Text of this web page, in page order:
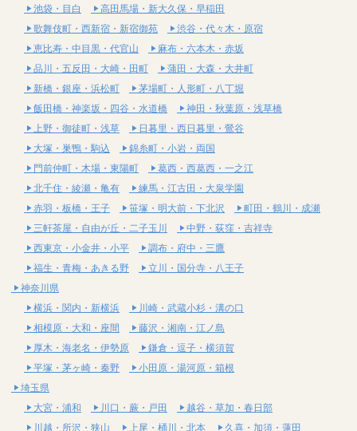
池袋・目白
高田馬場・新大久保・早稲田
歌舞伎町・西新宿・新宿御苑
渋谷・代々木・原宿
恵比寿・中目黒・代官山
麻布・六本木・赤坂
品川・五反田・大崎・田町
蒲田・大森・大井町
新橋・銀座・浜松町
茅場町・人形町・八丁堀
飯田橋・神楽坂・四谷・水道橋
神田・秋葉原・浅草橋
上野・御徒町・浅草
日暮里・西日暮里・鶯谷
大塚・巣鴨・駒込
錦糸町・小岩・両国
門前仲町・木場・東陽町
葛西・西葛西・一之江
北千住・綾瀬・亀有
練馬・江古田・大泉学園
赤羽・板橋・王子
笹塚・明大前・下北沢
町田・鶴川・成瀬
三軒茶屋・自由が丘・二子玉川
中野・荻窪・吉祥寺
西東京・小金井・小平
調布・府中・三鷹
福生・青梅・あきる野
立川・国分寺・八王子
神奈川県
横浜・関内・新横浜
川崎・武蔵小杉・溝の口
相模原・大和・座間
藤沢・湘南・江ノ島
厚木・海老名・伊勢原
鎌倉・逗子・横須賀
平塚・茅ヶ崎・秦野
小田原・湯河原・箱根
埼玉県
大宮・浦和
川口・蕨・戸田
越谷・草加・春日部
川越・所沢・狭山
上尾・桶川・北本 久喜・加須・蓮田